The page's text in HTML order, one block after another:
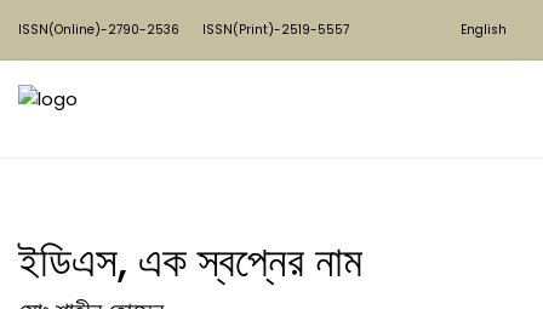
ISSN(Online)-2790-2536 ISSN(Print)-2519-5557 English
ইডিএস, এক স্বপ্নের নাম